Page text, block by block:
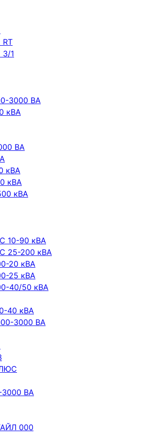
RT
3/1
3000 ВА
кВА
ВА
кВА
кВА
кВА
10-90 кВА
25-200 кВА
20 кВА
25 кВА
40/50 кВА
40 кВА
3000 ВА
ВА
000